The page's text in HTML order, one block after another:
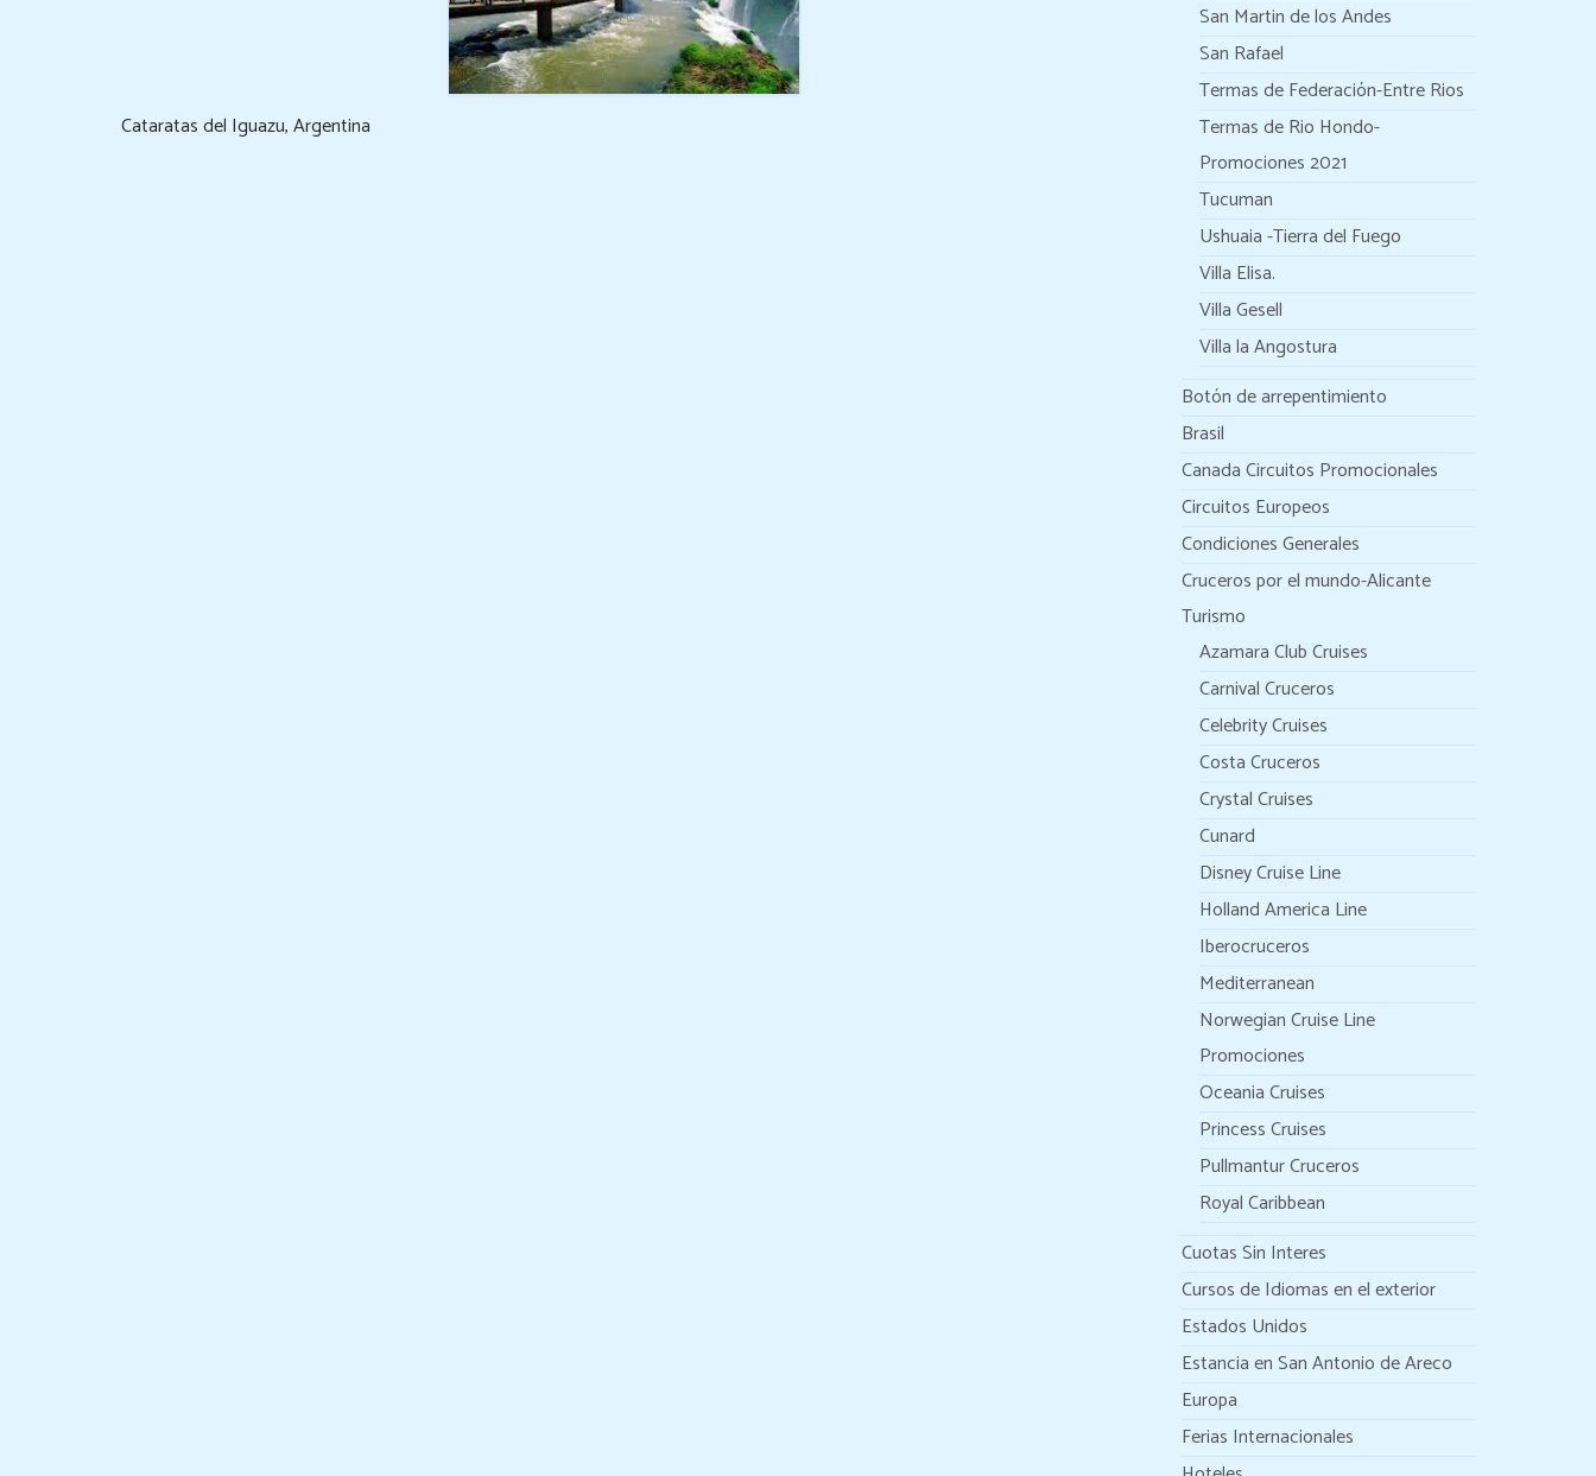
Cataratas del Iguazu, Argentina
San Martin de los Andes
San Rafael
Termas de Federación-Entre Rios
Termas de Rio Hondo-
Promociones 2021
Tucuman
Ushuaia -Tierra del Fuego
Villa Elisa.
Villa Gesell
Villa la Angostura
Botón de arrepentimiento
Brasil
Canada Circuitos Promocionales
Circuitos Europeos
Condiciones Generales
Cruceros por el mundo-Alicante
Turismo
Azamara Club Cruises
Carnival Cruceros
Celebrity Cruises
Costa Cruceros
Crystal Cruises
Cunard
Disney Cruise Line
Holland America Line
Iberocruceros
Mediterranean
Norwegian Cruise Line
Promociones
Oceania Cruises
Princess Cruises
Pullmantur Cruceros
Royal Caribbean
Cuotas Sin Interes
Cursos de Idiomas en el exterior
Estados Unidos
Estancia en San Antonio de Areco
Europa
Ferias Internacionales